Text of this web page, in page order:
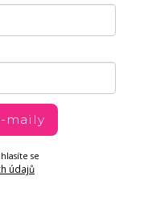
maily
se
údajů